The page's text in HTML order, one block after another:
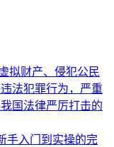
拟财产、侵犯公民
法犯罪行为，严重
国法律严厉打击的
手入门到实操的完